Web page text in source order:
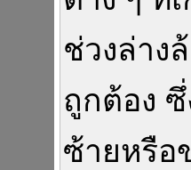
ช่วงล่าง
ถูกต้อง ซึ่
ซ้ายหรือ